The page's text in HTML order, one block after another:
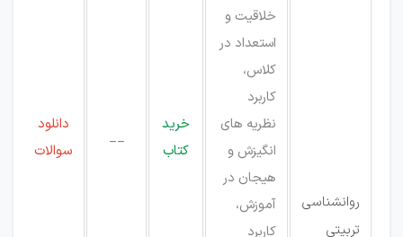
روانشناسی
تربیتی
خلاقیت و
استعداد در
کلاس،
کاربرد
نظریه های
انگیزش و
هیجان در
آموزش،
کاربرد
خرید
کتاب
__
دانلود
سوالات